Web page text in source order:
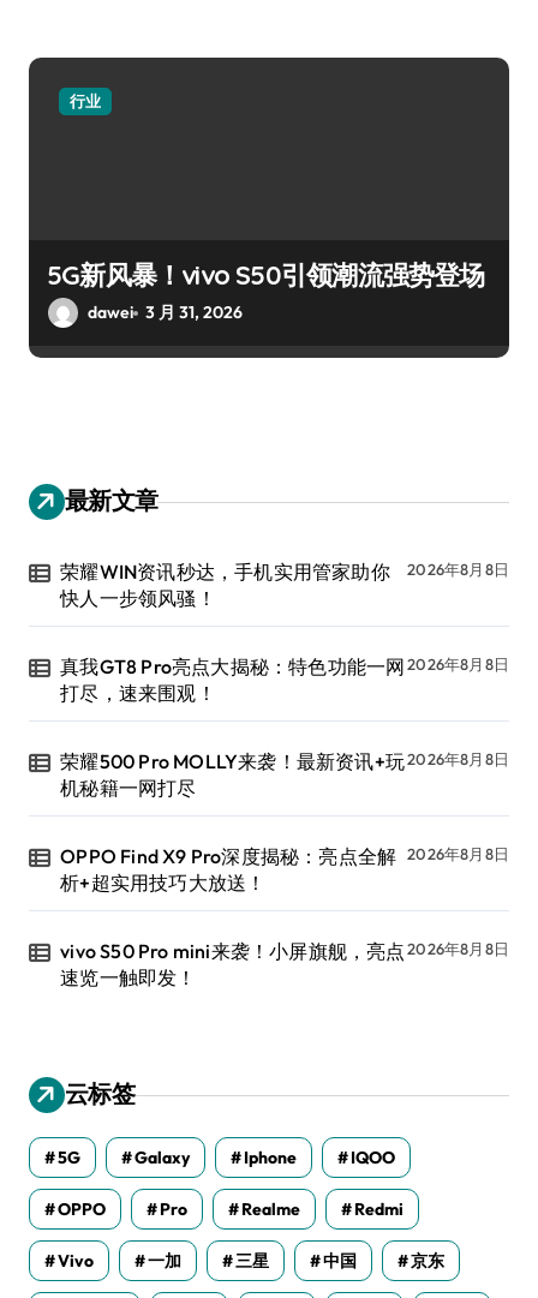
行业
5G新风暴！vivo S50引领潮流强势登场
dawei 3 月 31, 2026
最新文章
荣耀WIN资讯秒达，手机实用管家助你
快人一步领风骚！
2026年8月8日
真我GT8 Pro亮点大揭秘：特色功能一网
打尽，速来围观！
2026年8月8日
荣耀500 Pro MOLLY来袭！最新资讯+玩
机秘籍一网打尽
2026年8月8日
OPPO Find X9 Pro深度揭秘：亮点全解
析+超实用技巧大放送！
2026年8月8日
vivo S50 Pro mini来袭！小屏旗舰，亮点
速览一触即发！
2026年8月8日
云标签
5G Galaxy Iphone IQOO
OPPO Pro Realme Redmi
Vivo 一加 三星 中国 京东